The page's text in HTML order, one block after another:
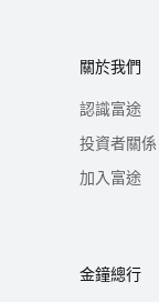
關於我們
認識富途
投資者關係
加入富途
金鐘總行